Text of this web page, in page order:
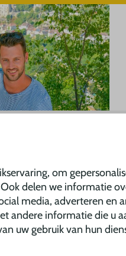
Frankrijk,
8
Ruime
de buurt
om
delen we informatie
media, adverteren en
andere informatie die u
uw gebruik van hun